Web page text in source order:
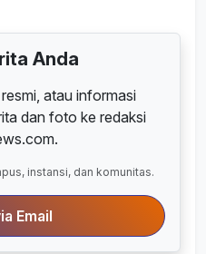
Anda
atau informasi
dan foto ke redaksi
instansi, dan komunitas.
Email